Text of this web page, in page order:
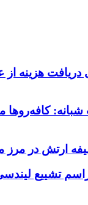
دریافت هزینه از
کافه‌روها
ارتش در مرز
تشییع